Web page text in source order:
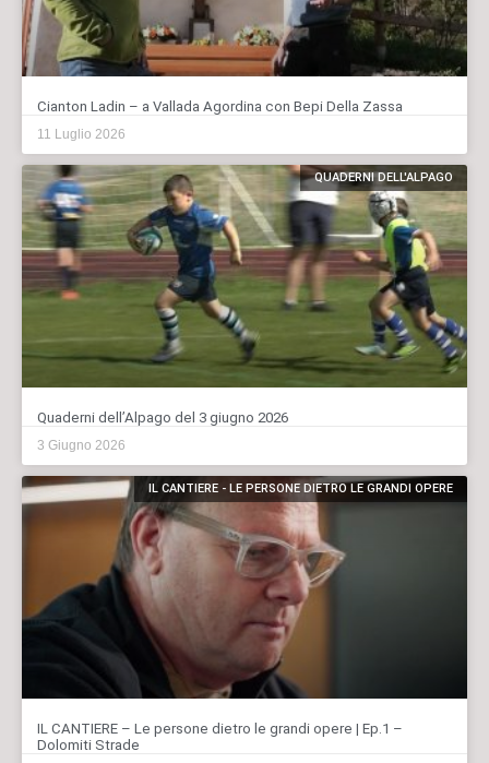
Cianton Ladin – a Vallada Agordina con Bepi Della Zassa
11 Luglio 2026
QUADERNI DELL'ALPAGO
Quaderni dell’Alpago del 3 giugno 2026
3 Giugno 2026
IL CANTIERE - LE PERSONE DIETRO LE GRANDI OPERE
IL CANTIERE – Le persone dietro le grandi opere | Ep.1 –
Dolomiti Strade